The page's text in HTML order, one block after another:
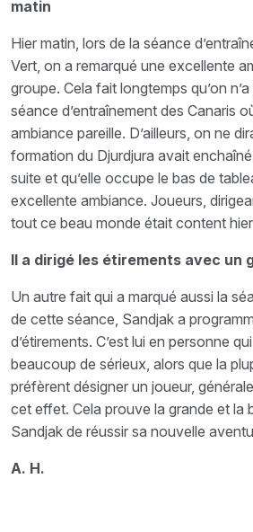
matin
Hier matin, lors de la séance
Vert, on a remarqué une excellente
groupe. Cela fait longtemps qu’on
séance d’entraînement des Canaris
ambiance pareille. D’ailleurs, on ne
formation du Djurdjura avait
suite et qu’elle occupe le bas de
excellente ambiance. Joueurs,
tout ce beau monde était content
Il a dirigé les étirements avec un
Un autre fait qui a marqué aussi la
de cette séance, Sandjak a
d’étirements. C’est lui en personne
beaucoup de sérieux, alors que la
préfèrent désigner un joueur,
cet effet. Cela prouve la grande et la
Sandjak de réussir sa nouvelle
A. H.